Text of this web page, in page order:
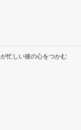
忙しい彼の心をつかむ